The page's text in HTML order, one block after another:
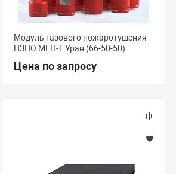
Модуль газового пожаротушения
НЗПО МГП-Т Уран (66-50-50)
Цена по запросу